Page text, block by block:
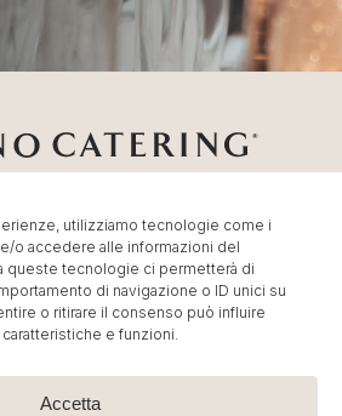
utilizziamo tecnologie come i
o accedere alle informazioni del
queste tecnologie ci permetterà di
di navigazione o ID unici su
o ritirare il consenso può influire
e funzioni.
Accetta
diCatering per Fiere, Catering
,Banqueting per Eventi Aziendali
Srl Benefit Company – P.IVA
Elio Adriano, 110 20128 Milano – Tel: